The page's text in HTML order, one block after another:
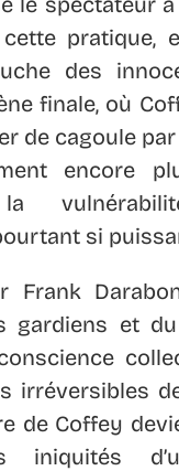
pratique,
des
finale, où
de cagoule
encore
la
si
Frank
gardiens et
irréversibles
de Coffey
iniquités